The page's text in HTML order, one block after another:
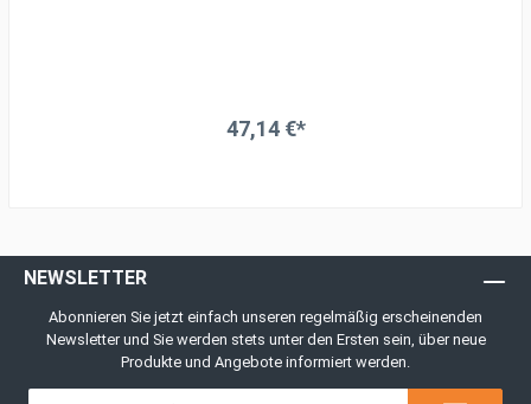
47,14 €*
NEWSLETTER
Abonnieren Sie jetzt einfach unseren regelmäßig erscheinenden
Newsletter und Sie werden stets unter den Ersten sein, über neue
Produkte und Angebote informiert werden.